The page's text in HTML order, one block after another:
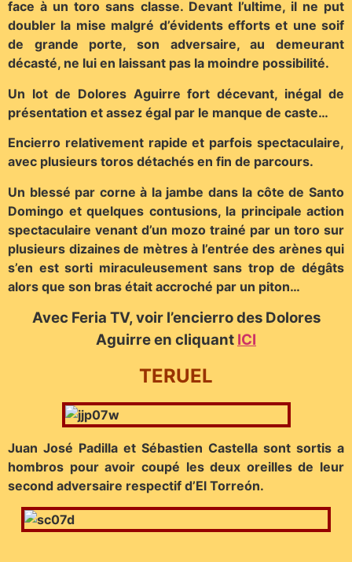
face à un toro sans classe. Devant l’ultime, il ne put
doubler la mise malgré d’évidents efforts et une soif
de grande porte, son adversaire, au demeurant
décasté, ne lui en laissant pas la moindre possibilité.
Un lot de Dolores Aguirre fort décevant, inégal de
présentation et assez égal par le manque de caste…
Encierro relativement rapide et parfois spectaculaire,
avec plusieurs toros détachés en fin de parcours.
Un blessé par corne à la jambe dans la côte de Santo
Domingo et quelques contusions, la principale action
spectaculaire venant d’un mozo trainé par un toro sur
plusieurs dizaines de mètres à l’entrée des arènes qui
s’en est sorti miraculeusement sans trop de dégâts
alors que son bras était accroché par un piton…
Avec Feria TV, voir l’encierro des Dolores
Aguirre en cliquant ICI
TERUEL
Juan José Padilla et Sébastien Castella sont sortis a
hombros pour avoir coupé les deux oreilles de leur
second adversaire respectif d’El Torreón.